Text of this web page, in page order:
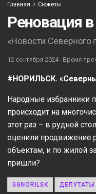
Главная Сюжеты
Реновация
«Новости Северного
12 сентября 2024 Время
#НОРИЛЬСК.
Народные избранники
происходит на
этот раз – в рудной
оценили продвижение
объектам, и по жилой
пришли?
SGNORILSK ДЕПУТАТЫ